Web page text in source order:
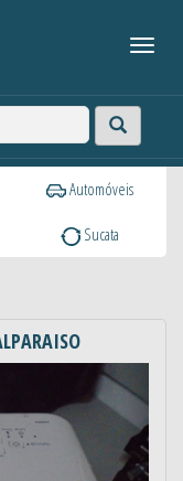
Automóveis
Sucata